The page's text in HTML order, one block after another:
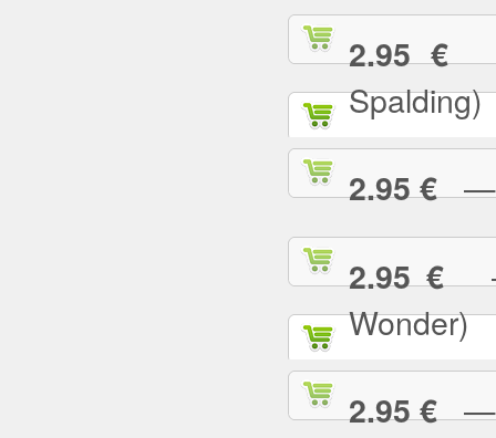
2.95 €—
Spalding)
2.95 €— I
2.95 €—
Wonder)
2.95 €—